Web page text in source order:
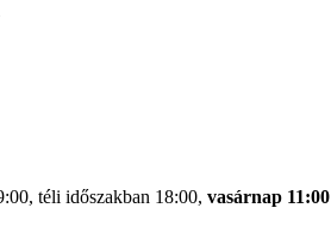
téli időszakban 18:00, vasárnap 11:00